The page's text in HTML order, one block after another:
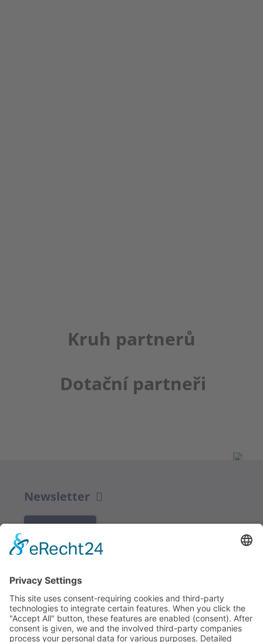
Kruh partnerů
Dotační partneři
Newsletter
Redakce bbkult.net
Centrum Bavaria Bohemia (CeBB)
Dr. Veronika Hofinger
Freyung 1, 92539 Schönsee
Tel.:+49 (0)9674 / 92 48 78